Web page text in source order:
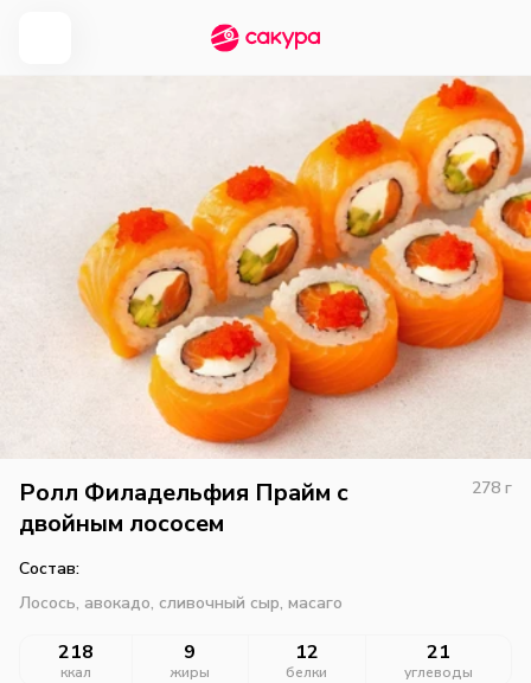
Ролл Филадельфия Прайм с
двойным лососем
278 г
Состав:
Лосось, авокадо, сливочный сыр, масаго
218
ккал
9
жиры
12
белки
21
углеводы